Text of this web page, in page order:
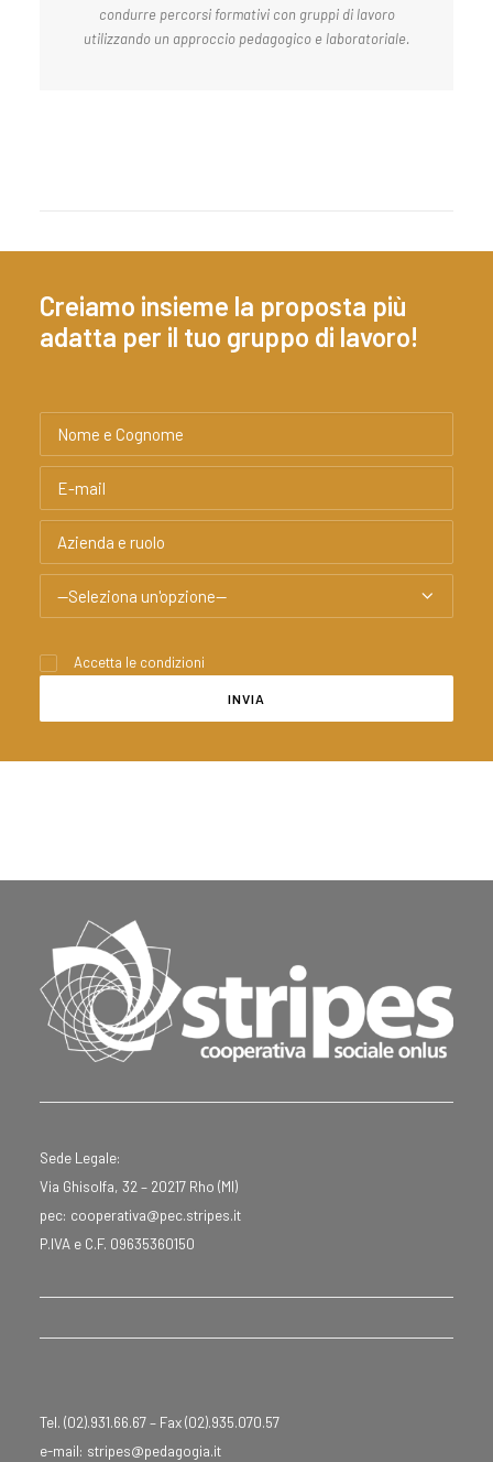
condurre percorsi formativi con gruppi di lavoro
utilizzando un approccio pedagogico e laboratoriale.
Creiamo insieme la proposta più
adatta per il tuo gruppo di lavoro!
Accetta le condizioni
Sede Legale:
Via Ghisolfa, 32 – 20217 Rho (MI)
pec: cooperativa@pec.stripes.it
P.IVA e C.F. 09635360150
Tel. (02).931.66.67 – Fax (02).935.070.57
e-mail: stripes@pedagogia.it